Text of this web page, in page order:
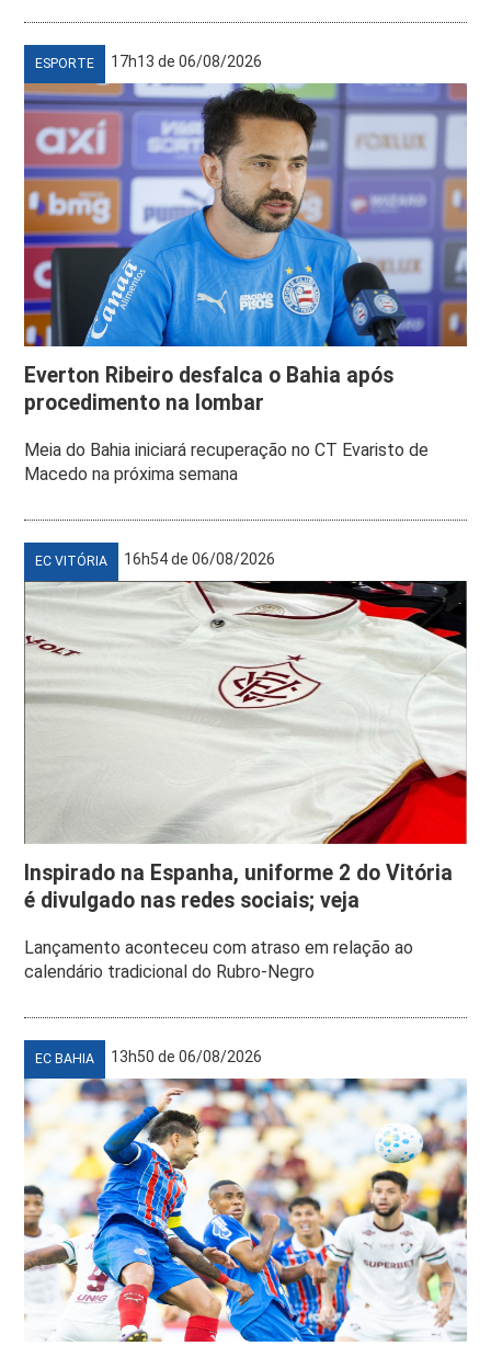
ESPORTE 17h13 de 06/08/2026
Everton Ribeiro desfalca o Bahia após
procedimento na lombar
Meia do Bahia iniciará recuperação no CT Evaristo de
Macedo na próxima semana
EC VITÓRIA 16h54 de 06/08/2026
Inspirado na Espanha, uniforme 2 do Vitória
é divulgado nas redes sociais; veja
Lançamento aconteceu com atraso em relação ao
calendário tradicional do Rubro-Negro
EC BAHIA 13h50 de 06/08/2026